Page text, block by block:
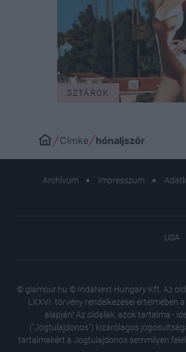
SZTÁROK
Címke hónaljszőr
Archívum Impresszum
USA
© glamour.hu © IndaNext Hungary Kft. Az
LXXVI. törvény rendelkezései
alapján! Az oldalak, azok tartalma -
("Jogtulajdonos") kizárólagos
tartalmakért a Jogtulajdonos semmilyen